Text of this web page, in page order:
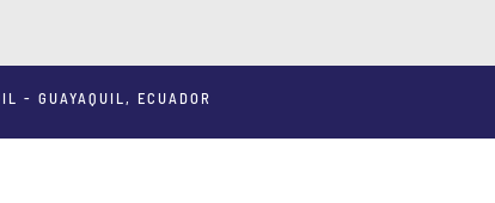
- GUAYAQUIL, ECUADOR